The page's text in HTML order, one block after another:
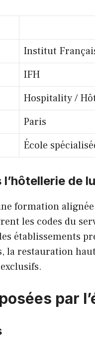
Institut
IFH
Hospitality /
Paris
École
de
formation
les codes du
établissements
la restauration
par